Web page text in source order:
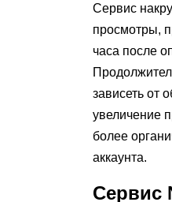
Сервис
просмотры,
часа после
зависеть от
увеличение
более
аккаунта.